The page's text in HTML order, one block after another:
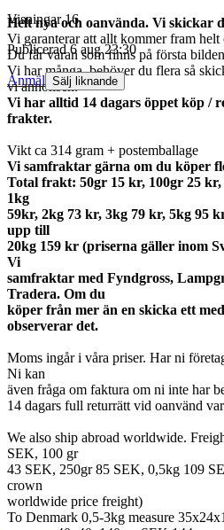
Helt nya och oanvända. Vi skickar
Vi garanterar att allt kommer fram
Du får varan som finns på första
Vi har många, behöver du flera så
vi annonsen.
Vi har alltid 14 dagars öppet köp /
frakter.
Vikt ca 314 gram + postemballage
Vi samfraktar gärna om du köper
Total frakt: 50gr 15 kr, 100gr 25
1kg
59kr, 2kg 73 kr, 3kg 79 kr, 5kg 95
upp till
20kg 159 kr (priserna gäller inom
Vi
samfraktar med Fyndgross,
Tradera. Om du
köper från mer än en skicka ett
observerar det.
Moms ingår i våra priser. Har ni
Ni kan
även fråga om faktura om ni inte har
14 dagars full returrätt vid oanvänd
We also ship abroad worldwide.
SEK, 100 gr
43 SEK, 250gr 85 SEK, 0,5kg 109
crown
worldwide price freight)
To Denmark 0,5-3kg measure
Visningar 16
Publicerad 6 aug 23:30
Anmäl Sälj liknande